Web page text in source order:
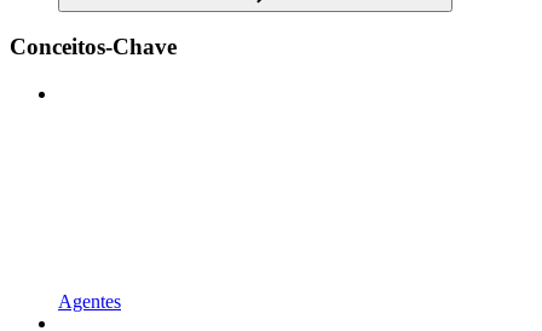
Conceitos-Chave
Agentes